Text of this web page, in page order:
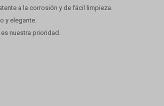
a la corrosión y de fácil limpieza.
y elegante.
nuestra prioridad.